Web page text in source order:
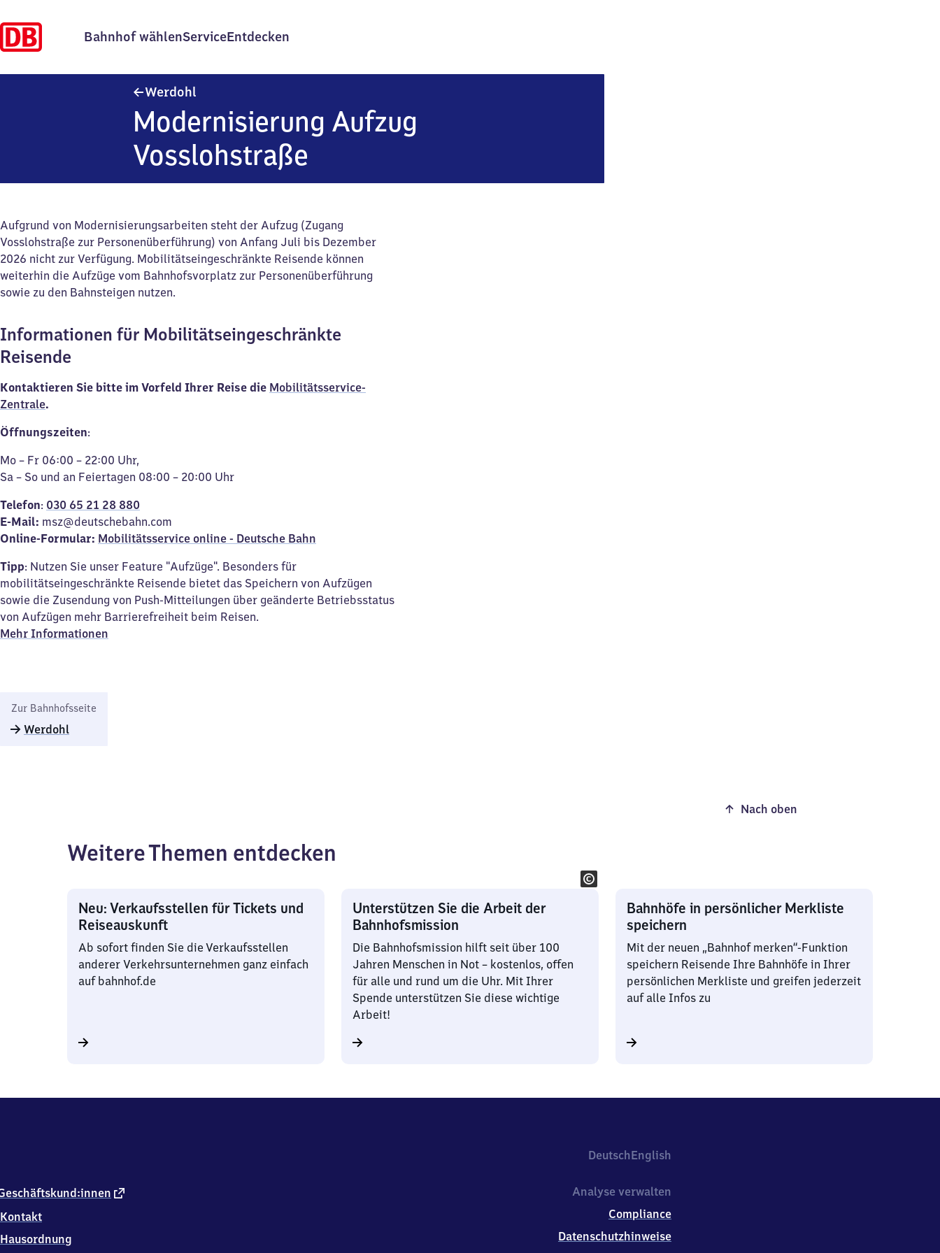
Bahnhof wählenServiceEntdecken
Werdohl
Modernisierung Aufzug
Vosslohstraße
Aufgrund von Modernisierungsarbeiten steht der Aufzug (Zugang
Vosslohstraße zur Personenüberführung) von Anfang Juli bis Dezember
2026 nicht zur Verfügung. Mobilitätseingeschränkte Reisende können
weiterhin die Aufzüge vom Bahnhofsvorplatz zur Personenüberführung
sowie zu den Bahnsteigen nutzen.
Informationen für Mobilitätseingeschränkte
Reisende
Kontaktieren Sie bitte im Vorfeld Ihrer Reise die Mobilitätsservice-
Zentrale.
Öffnungszeiten:
Mo – Fr 06:00 – 22:00 Uhr,
Sa – So und an Feiertagen 08:00 – 20:00 Uhr
Telefon: 030 65 21 28 880
E-Mail: msz@deutschebahn.com
Online-Formular: Mobilitätsservice online - Deutsche Bahn
Tipp: Nutzen Sie unser Feature "Aufzüge". Besonders für
mobilitätseingeschränkte Reisende bietet das Speichern von Aufzügen
sowie die Zusendung von Push-Mitteilungen über geänderte Betriebsstatus
von Aufzügen mehr Barrierefreiheit beim Reisen.
Mehr Informationen
Zur Bahnhofsseite
Werdohl
Nach oben
Weitere Themen entdecken
Neu: Verkaufsstellen für Tickets und
Reiseauskunft
Ab sofort finden Sie die Verkaufsstellen
anderer Verkehrsunternehmen ganz einfach
auf bahnhof.de
Unterstützen Sie die Arbeit der
Bahnhofsmission
Die Bahnhofsmission hilft seit über 100
Jahren Menschen in Not – kostenlos, offen
für alle und rund um die Uhr. Mit Ihrer
Spende unterstützen Sie diese wichtige
Arbeit!
Bahnhöfe in persönlicher Merkliste
speichern
Mit der neuen „Bahnhof merken“-Funktion
speichern Reisende Ihre Bahnhöfe in Ihrer
persönlichen Merkliste und greifen jederzeit
auf alle Infos zu
DeutschEnglish
externer
Kontakt
Hausordnung
Analyse verwalten
Compliance
Datenschutzhinweise